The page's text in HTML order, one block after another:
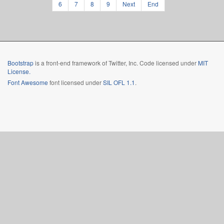
6 7 8 9 Next End
Bootstrapis a front-end framework of Twitter, Inc. Code licensed under MIT
License.
Font Awesome font licensed underSIL OFL 1.1.